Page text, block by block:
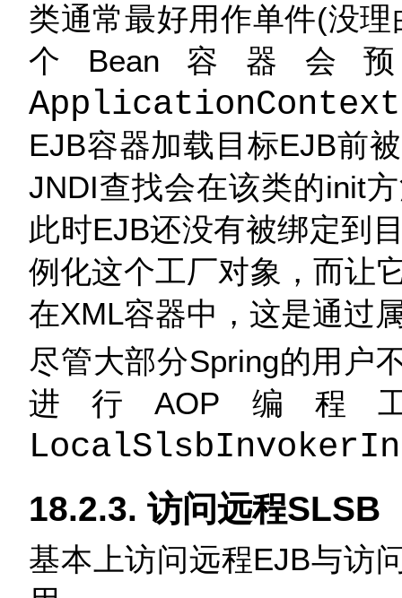
类通常最好用作单件(没
个Bean容器会
ApplicationContext
EJB容器加载目标EJB前
JNDI查找会在该类的init
此时EJB还没有被绑定到
例化这个工厂对象，而让
在XML容器中，这是通过
尽管大部分Spring的用户
进行AOP编程
18.2.3. 访问远程SLSB
基本上访问远程EJB与访